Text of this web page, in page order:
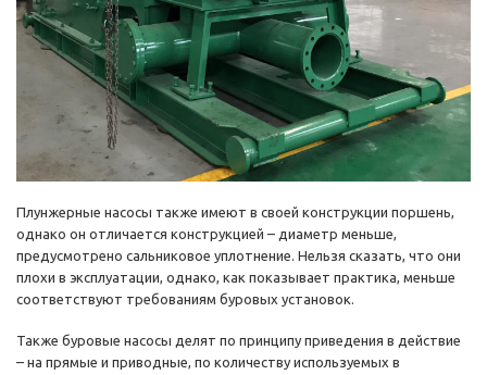
Плунжерные насосы также имеют в своей конструкции поршень,
однако он отличается конструкцией – диаметр меньше,
предусмотрено сальниковое уплотнение. Нельзя сказать, что они
плохи в эксплуатации, однако, как показывает практика, меньше
соответствуют требованиям буровых установок.
Также буровые насосы делят по принципу приведения в действие
– на прямые и приводные, по количеству используемых в